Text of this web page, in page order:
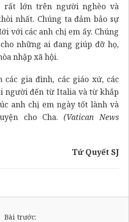
rất lớn trên người nghèo và
nhất. Chúng ta đảm bảo sự
với các anh chị em ấy. Chúng
những ai đang giúp đỡ họ,
nhập xã hội.
các gia đình, các giáo xứ, các
người đến từ Italia và từ khắp
anh chị em ngày tốt lành và
cho Cha. (Vatican News
Tứ Quyết SJ
Bài trước: